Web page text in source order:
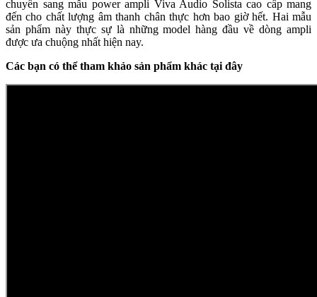
chuyển sang mẫu power ampli Viva Audio Solista cao cấp mang
đến cho chất lượng âm thanh chân thực hơn bao giờ hết. Hai mẫu
sản phẩm này thực sự là những model hàng đầu về dòng ampli
được ưa chuộng nhất hiện nay.
Các bạn có thể tham khảo sản phẩm khác tại đây